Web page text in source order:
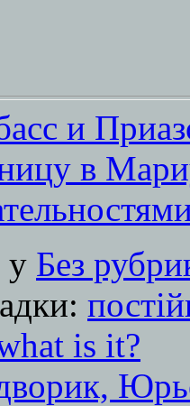
и
в
у Без
is it?